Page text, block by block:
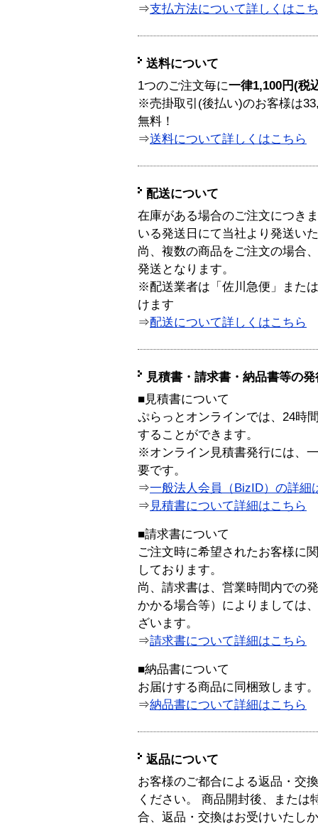
⇒支払方法について詳しくはこ
送料について
1つのご注文毎に一律1,100円(税
※売掛取引(後払い)のお客様は
無料！
⇒送料について詳しくはこちら
配送について
在庫がある場合のご注文につき
いる発送日にて当社より発送い
尚、複数の商品をご注文の場合
発送となります。
※配送業者は「佐川急便」また
けます
⇒配送について詳しくはこちら
見積書・請求書・納品書等の
■見積書について
ぷらっとオンラインでは、24時
することができます。
※オンライン見積書発行には、
要です。
⇒一般法人会員（BizID）の詳細
⇒ 見積書について詳細はこちら
■請求書について
ご注文時に希望されたお客様に
しております。
尚、請求書は、営業時間内での
かかる場合等）によりましては
ざいます。
⇒請求書について詳細はこちら
■納品書について
お届けする商品に同梱致します。
⇒納品書について詳細はこちら
返品について
お客様のご都合による返品・交
ください。 商品開封後、または
合、返品・交換はお受けいたし